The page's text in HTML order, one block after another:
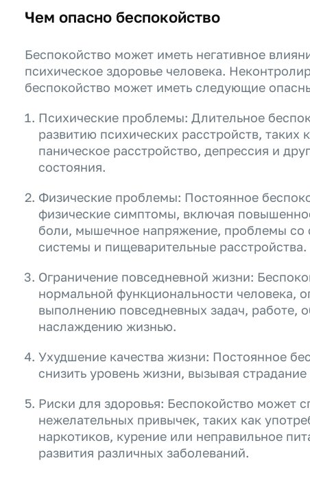
Чем опасно беспокойство
Беспокойство может иметь негативное
психическое здоровье человека.
беспокойство может иметь следующие
Психические проблемы: Длительное
развитию психических расстройств, таких
паническое расстройство, депрессия и
состояния.
Физические проблемы: Постоянное
физические симптомы, включая
боли, мышечное напряжение, проблемы
системы и пищеварительные расстройства.
Ограничение повседневной жизни:
нормальной функциональности человека,
выполнению повседневных задач, работе,
наслаждению жизнью.
Ухудшение качества жизни: Постоянное
снизить уровень жизни, вызывая
Риски для здоровья: Беспокойство может
нежелательных привычек, таких как
наркотиков, курение или неправильное
развития различных заболеваний.